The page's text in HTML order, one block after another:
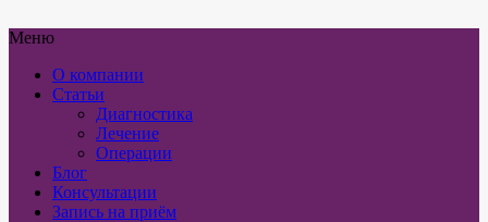
Меню
О компании
Статьи
Диагностика
Лечение
Операции
Блог
Консультации
Запись на приём